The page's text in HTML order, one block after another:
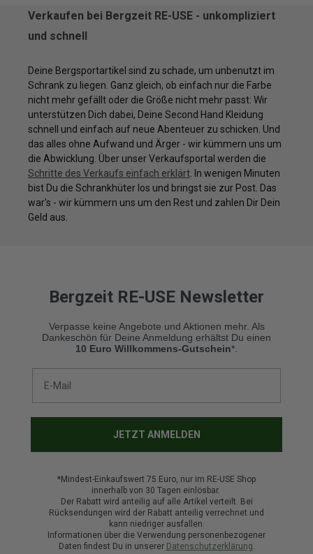
Verkaufen bei Bergzeit RE-USE - unkompliziert
und schnell
Deine Bergsportartikel sind zu schade, um unbenutzt im
Schrank zu liegen. Ganz gleich, ob einfach nur die Farbe
nicht mehr gefällt oder die Größe nicht mehr passt: Wir
unterstützen Dich dabei, Deine Second Hand Kleidung
schnell und einfach auf neue Abenteuer zu schicken. Und
das alles ohne Aufwand und Ärger - wir kümmern uns um
die Abwicklung. Über unser Verkaufsportal werden die
Schritte des Verkaufs einfach erklärt . In wenigen Minuten
bist Du die Schrankhüter los und bringst sie zur Post. Das
war's - wir kümmern uns um den Rest und zahlen Dir Dein
Geld aus.
Bergzeit RE-USE Newsletter
Verpasse keine Angebote und Aktionen mehr. Als
Dankeschön für Deine Anmeldung erhältst Du einen
10 Euro Willkommens-Gutschein*
JETZT ANMELDEN
*Mindest-Einkaufswert 75 Euro, nur im RE-USE Shop
innerhalb von 30 Tagen einlösbar.
Der Rabatt wird anteilig auf alle Artikel verteilt. Bei
Rücksendungen wird der Rabatt anteilig verrechnet und
kann niedriger ausfallen.
Informationen über die Verwendung personenbezogener
Daten findest Du in unserer Datenschutzerklärung